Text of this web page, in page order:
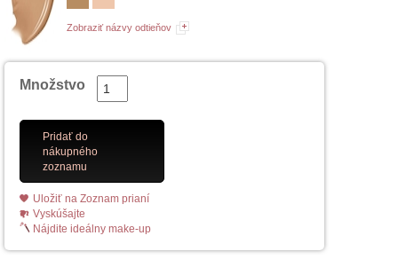
Zobraziť názvy odtieňov
Množstvo
Pridať do
nákupného
zoznamu
Uložiť na Zoznam prianí
Vyskúšajte
Nájdite ideálny make-up